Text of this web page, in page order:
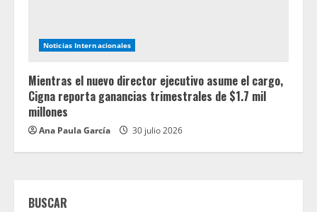
Noticias Internacionales
Mientras el nuevo director ejecutivo asume el cargo,
Cigna reporta ganancias trimestrales de $1.7 mil
millones
Ana Paula García 30 julio 2026
BUSCAR